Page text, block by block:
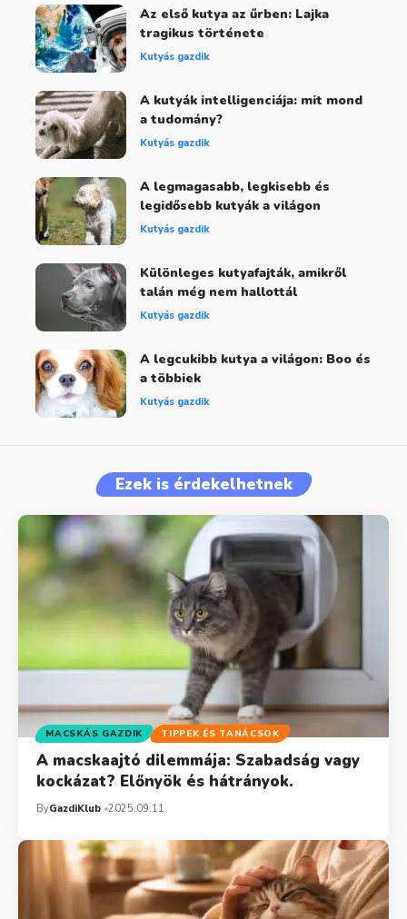
Az első kutya az űrben: Lajka
tragikus története
Kutyás gazdik
A kutyák intelligenciája: mit mond
a tudomány?
Kutyás gazdik
A legmagasabb, legkisebb és
legidősebb kutyák a világon
Kutyás gazdik
Különleges kutyafajták, amikről
talán még nem hallottál
Kutyás gazdik
A legcukibb kutya a világon: Boo és
a többiek
Kutyás gazdik
Ezek is érdekelhetnek
MACSKÁS GAZDIK TIPPEK ÉS TANÁCSOK
A macskaajtó dilemmája: Szabadság vagy
kockázat? Előnyök és hátrányok.
ByGazdiKlub 2025.09.11.